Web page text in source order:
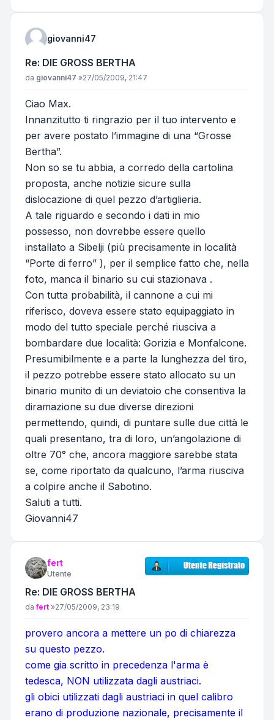
giovanni47
Re: DIE GROSS BERTHA
Messaggio
da giovanni47 »27/05/2009, 21:47
Ciao Max.
Innanzitutto ti ringrazio per il tuo intervento e
per avere postato l’immagine di una “Grosse
Bertha”.
Non so se tu abbia, a corredo della cartolina
proposta, anche notizie sicure sulla
dislocazione di quel pezzo d’artiglieria.
A tale riguardo e secondo i dati in mio
possesso, non dovrebbe essere quello
installato a Sibelji (più precisamente in località
“Porte di ferro” ), per il semplice fatto che, nella
foto, manca il binario su cui stazionava .
Con tutta probabilità, il cannone a cui mi
riferisco, doveva essere stato equipaggiato in
modo del tutto speciale perché riusciva a
bombardare due località: Gorizia e Monfalcone.
Presumibilmente e a parte la lunghezza del tiro,
il pezzo potrebbe essere stato allocato su un
binario munito di un deviatoio che consentiva la
diramazione su due diverse direzioni
permettendo, quindi, di puntare sulle due città le
quali presentano, tra di loro, un’angolazione di
oltre 70° che, ancora maggiore sarebbe stata
se, come riportato da qualcuno, l’arma riusciva
a colpire anche il Sabotino.
Saluti a tutti.
Giovanni47
fert
Utente
Re: DIE GROSS BERTHA
Messaggio
dafert »27/05/2009, 23:19
provero ancora a mettere un po di chiarezza
su questo pezzo.
come gia scritto in precedenza l'arma è
tedesca, NON utilizzata dagli austriaci.
gli obici utilizzati dagli austriaci in quel calibro
erano di produzione nazionale, precisamente il